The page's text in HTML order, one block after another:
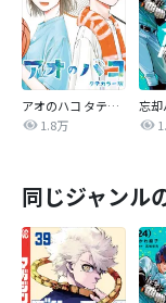
アオのハコ タテカラー版【タテヨミ】
1.8万
忘却
同じジャンル